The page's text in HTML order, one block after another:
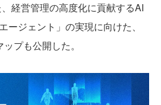
経営管理の高度化に貢献するAI
ージェント」の実現に向けた、
プも公開した。